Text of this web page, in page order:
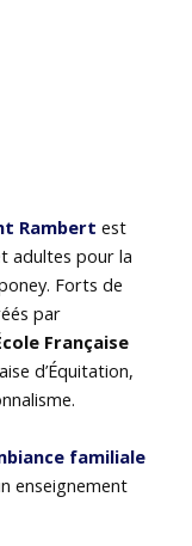
Rambert est
adultes pour la
Forts de
par
Française
d’Équitation,
familiale
enseignement